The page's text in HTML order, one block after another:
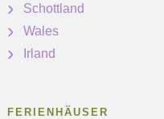
Schottland
Wales
Irland
FERIENHÄUSER